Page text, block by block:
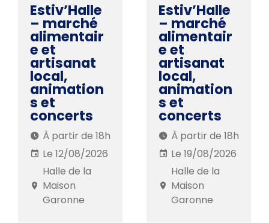
Estiv’Halle
– marché
alimentair
e et
artisanat
local,
animation
s et
concerts
À partir de 18h
Le 12/08/2026
Halle de la
Maison
Garonne
Estiv’Halle
– marché
alimentair
e et
artisanat
local,
animation
s et
concerts
À partir de 18h
Le 19/08/2026
Halle de la
Maison
Garonne